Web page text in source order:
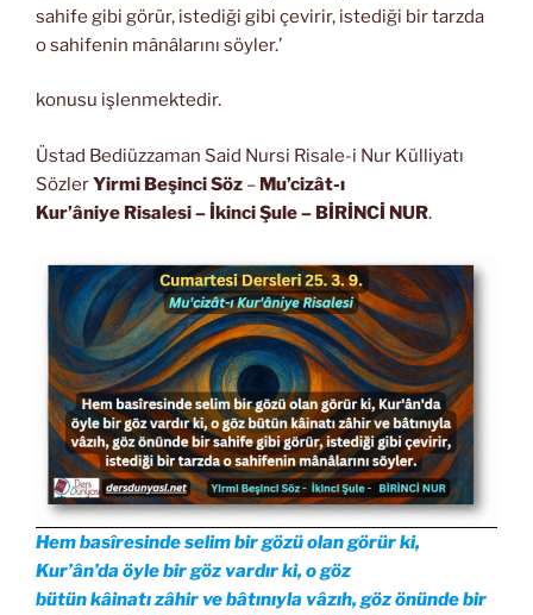
sahife gibi görür, istediği gibi çevirir, istediği bir tarzda
o sahifenin mânâlarını söyler.’
konusu işlenmektedir.
Üstad Bediüzzaman Said Nursi Risale-i Nur Külliyatı
SözlerYirmi Beşinci Söz – Mu’cizât-ı
Kur’âniye Risalesi– İkinci Şule – BİRİNCİ NUR.
Hem basîresinde selim bir gözü olan görür ki,
Kur’ân’da öyle bir göz vardır ki, o göz
bütün kâinatı zâhir ve bâtınıyla vâzıh, göz önünde bir